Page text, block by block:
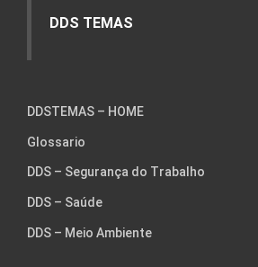
DDS TEMAS
DDSTEMAS – HOME
Glossario
DDS – Segurança do Trabalho
DDS – Saúde
DDS – Meio Ambiente